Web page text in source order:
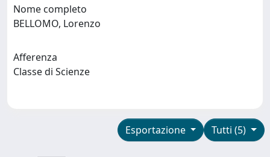
Nome completo
BELLOMO, Lorenzo
Afferenza
Classe di Scienze
Tutti (5)
Esportazione